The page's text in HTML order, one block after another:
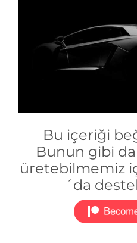
Bu içeriği
Bunun gibi
üretebilmemiz
´da